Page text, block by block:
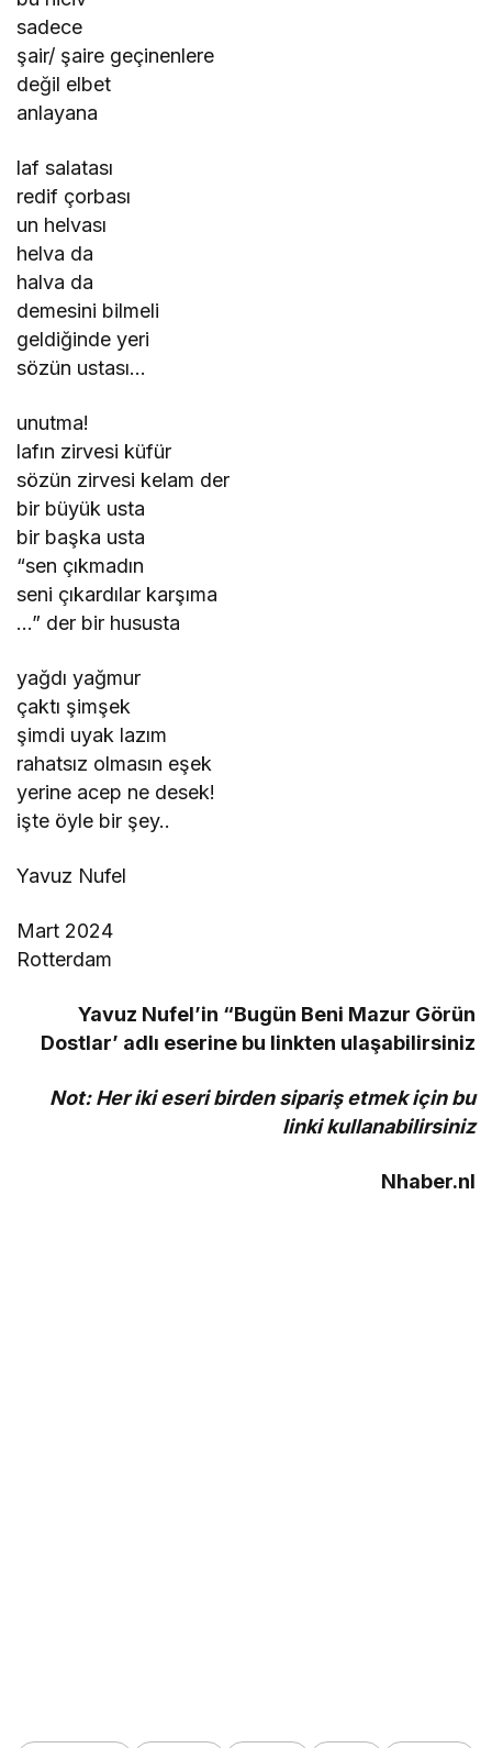
sadece
şair/ şaire geçinenlere
değil elbet
anlayana
laf salatası
redif çorbası
un helvası
helva da
halva da
demesini bilmeli
geldiğinde yeri
sözün ustası…
unutma!
lafın zirvesi küfür
sözün zirvesi kelam der
bir büyük usta
bir başka usta
“sen çıkmadın
seni çıkardılar karşıma
…” der bir hususta
yağdı yağmur
çaktı şimşek
şimdi uyak lazım
rahatsız olmasın eşek
yerine acep ne desek!
işte öyle bir şey..
Yavuz Nufel
Mart 2024
Rotterdam
Yavuz Nufel’in “Bugün Beni Mazur Görün
Dostlar’ adlı eserine bu linkten ulaşabilirsiniz
Not: Her iki eseri birden sipariş etmek için bu
linki kullanabilirsiniz
Nhaber.nl